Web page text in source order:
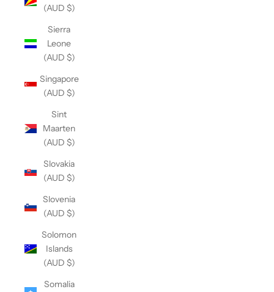
(AUD $)
Sierra
Leone
(AUD $)
Singapore
(AUD $)
Sint
Maarten
(AUD $)
Slovakia
(AUD $)
Slovenia
(AUD $)
Solomon
Islands
(AUD $)
Somalia